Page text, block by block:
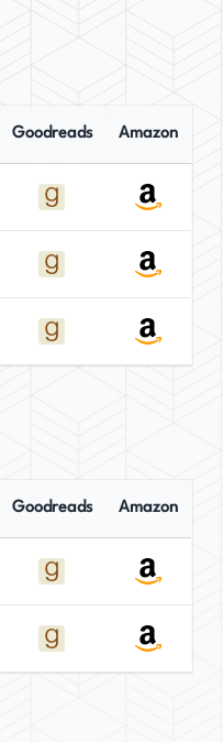
Goodreads Amazon
Goodreads Amazon